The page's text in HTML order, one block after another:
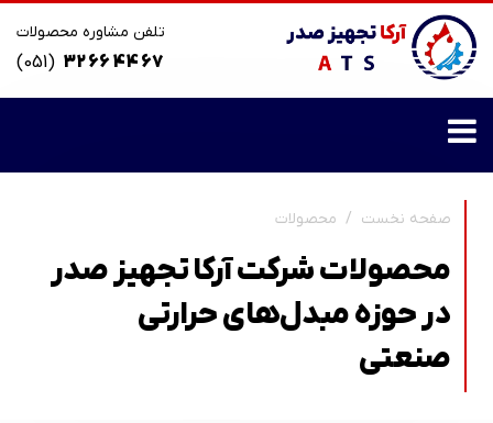
تلفن مشاوره محصولات
(051) 32 66 44 67
صفحه نخست محصولات
محصولات شرکت آرکا تجهیز صدر
در حوزه مبدل‌های حرارتی
صنعتی